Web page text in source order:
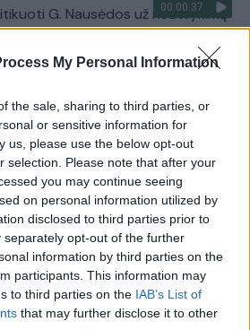
My Personal Information
the sale, sharing to third parties, or
or sensitive information for
us, please use the below opt-out
selection. Please note that after your
you may continue seeing
on personal information utilized by
disclosed to third parties prior to
separately opt-out of the further
information by third parties on the
participants. This information may
to third parties on the IAB’s List of
that may further disclose it to other
00:00:37
G. Nausėdos už neatvykimą
„Gyvenime pasitaiko
Visi įrašai
įrašai
00:00:49
apie iš tėvų paimtus šešis